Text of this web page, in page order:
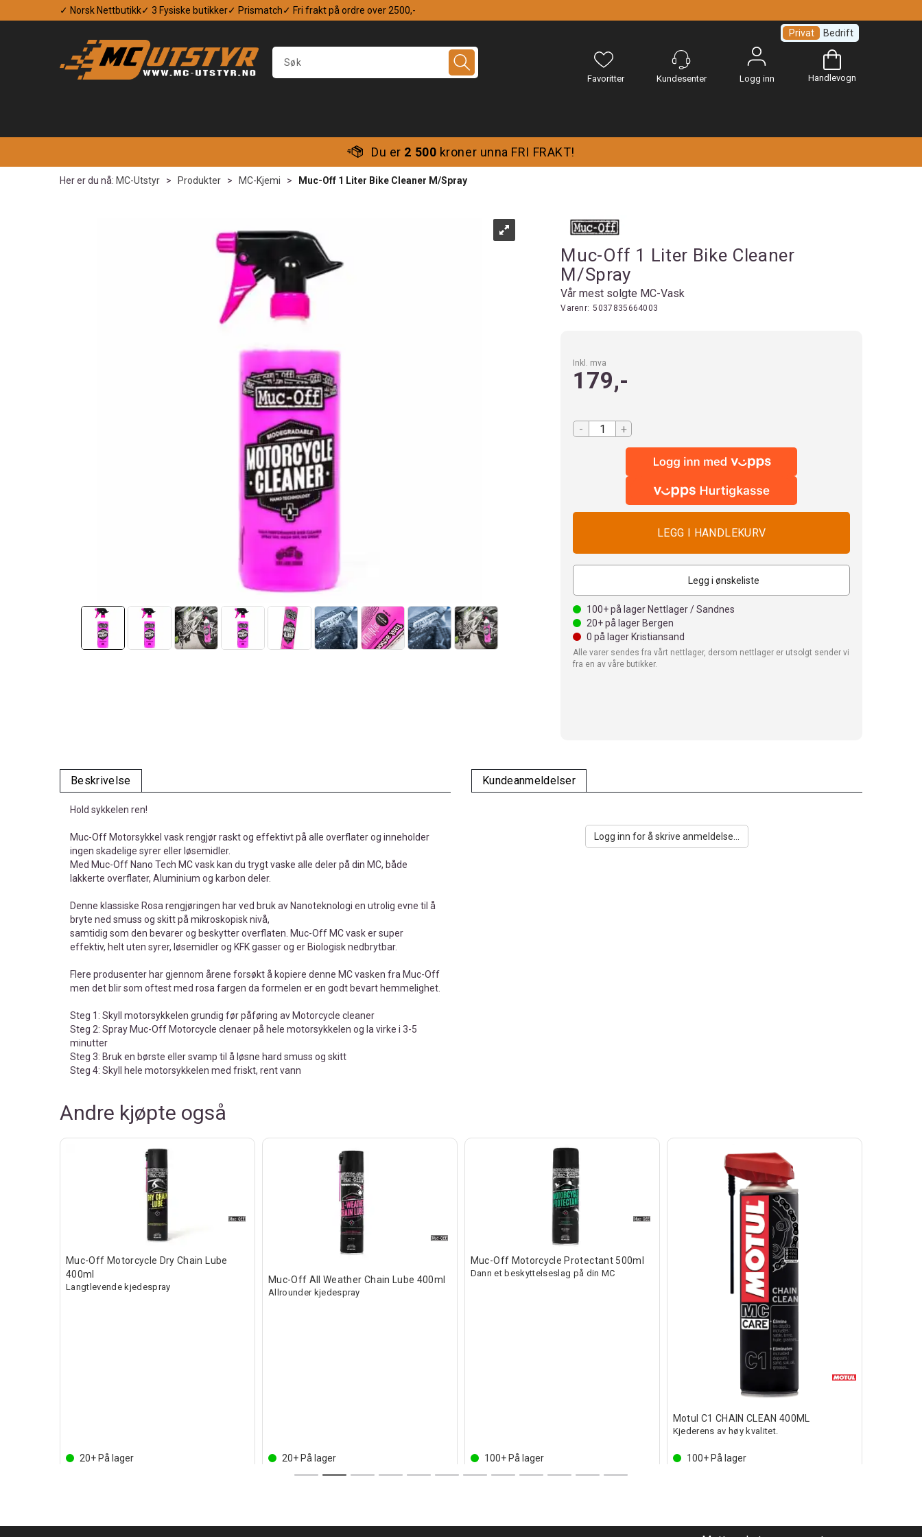
✓ Norsk Nettbutikk✓ 3 Fysiske butikker✓ Prismatch✓ Fri frakt på ordre over 2500,-
Logg inn
Privat Bedrift
Handlevogn
Du er 2 500 kroner unna FRI FRAKT!
Her er du nå: MC-Utstyr > Produkter > MC-Kjemi > Muc-Off 1 Liter Bike Cleaner M/Spray
Muc-Off 1 Liter Bike Cleaner
M/Spray
Vår mest solgte MC-Vask
Varenr: 5037835664003
Inkl. mva
179,-
- +
Legg i ønskeliste
100+ på lager Nettlager / Sandnes
20+ på lager Bergen
0 på lager Kristiansand
Alle varer sendes fra vårt nettlager, dersom nettlager er utsolgt sender vi
fra en av våre butikker.
Beskrivelse
Hold sykkelen ren!
Muc-Off Motorsykkel vask rengjør raskt og effektivt på alle overflater og inneholder
ingen skadelige syrer eller løsemidler.
Med Muc-Off Nano Tech MC vask kan du trygt vaske alle deler på din MC, både
lakkerte overflater, Aluminium og karbon deler.
Denne klassiske Rosa rengjøringen har ved bruk av Nanoteknologi en utrolig evne til å
bryte ned smuss og skitt på mikroskopisk nivå,
samtidig som den bevarer og beskytter overflaten. Muc-Off MC vask er super
effektiv, helt uten syrer, løsemidler og KFK gasser og er Biologisk nedbrytbar.
Flere produsenter har gjennom årene forsøkt å kopiere denne MC vasken fra Muc-Off
men det blir som oftest med rosa fargen da formelen er en godt bevart hemmelighet.
Steg 1: Skyll motorsykkelen grundig før påføring av Motorcycle cleaner
Steg 2: Spray Muc-Off Motorcycle clenaer på hele motorsykkelen og la virke i 3-5
minutter
Steg 3: Bruk en børste eller svamp til å løsne hard smuss og skitt
Steg 4: Skyll hele motorsykkelen med friskt, rent vann
Kundeanmeldelser
Logg inn for å skrive anmeldelse...
Andre kjøpte også
Muc-Off Motorcycle Dry Chain Lube
400ml
Langtlevende kjedespray
20+ På lager
Muc-Off All Weather Chain Lube 400ml
Allrounder kjedespray
20+På lager
Inkl. mva
Muc-Off Motorcycle Protectant 500ml
Dann et beskyttelseslag på din MC
100+På lager
Inkl. mva
Motul C1 CHAIN CLEAN 400ML
Kjederens av høy kvalitet.
100+På lager